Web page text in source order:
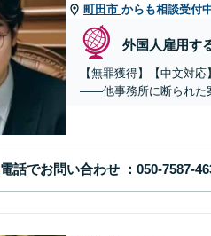
町田市 からも相談受付
外国人雇用す
【無罪獲得】【中文対
——他事務所に断られた
電話でお問い合わせ